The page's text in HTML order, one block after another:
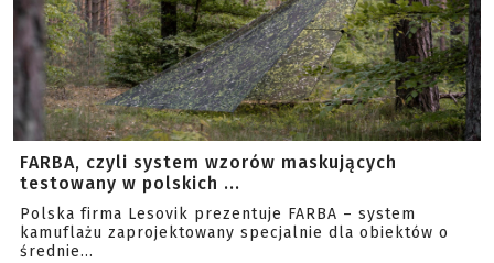
FARBA, czyli system wzorów maskujących
testowany w polskich ...
Polska firma Lesovik prezentuje FARBA – system
kamuflażu zaprojektowany specjalnie dla obiektów o
średnie...